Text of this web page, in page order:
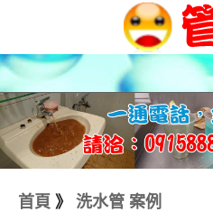
首頁 》 洗水管 案例